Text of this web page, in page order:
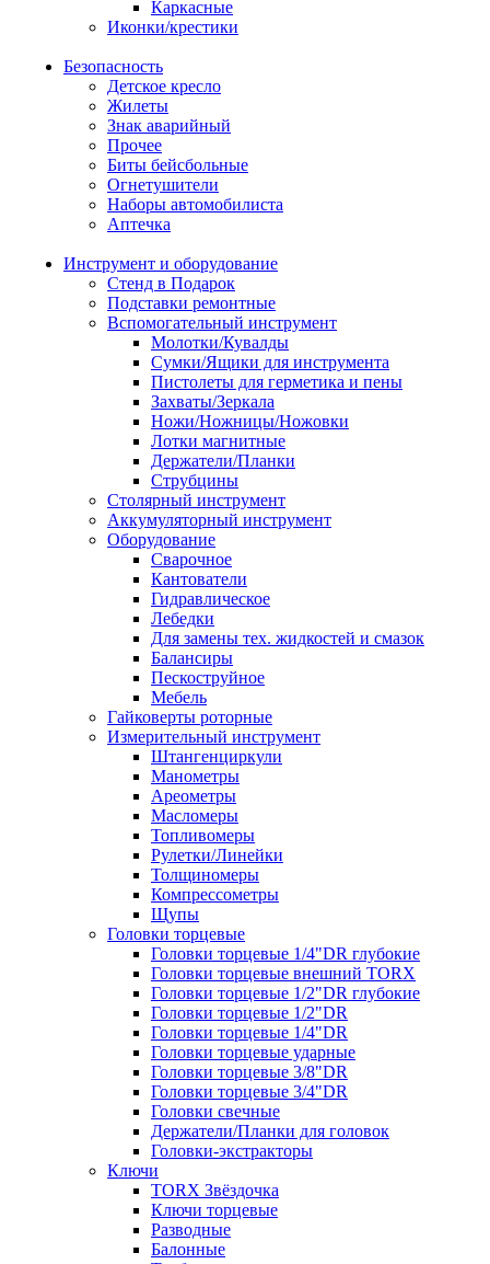
Каркасные
Иконки/крестики
Безопасность
Детское кресло
Жилеты
Знак аварийный
Прочее
Биты бейсбольные
Огнетушители
Наборы автомобилиста
Аптечка
Инструмент и оборудование
Стенд в Подарок
Подставки ремонтные
Вспомогательный инструмент
Молотки/Кувалды
Сумки/Ящики для инструмента
Пистолеты для герметика и пены
Захваты/Зеркала
Ножи/Ножницы/Ножовки
Лотки магнитные
Держатели/Планки
Струбцины
Столярный инструмент
Аккумуляторный инструмент
Оборудование
Сварочное
Кантователи
Гидравлическое
Лебедки
Для замены тех. жидкостей и смазок
Балансиры
Пескоструйное
Мебель
Гайковерты роторные
Измерительный инструмент
Штангенциркули
Манометры
Ареометры
Масломеры
Топливомеры
Рулетки/Линейки
Толщиномеры
Компрессометры
Щупы
Головки торцевые
Головки торцевые 1/4"DR глубокие
Головки торцевые внешний TORX
Головки торцевые 1/2"DR глубокие
Головки торцевые 1/2"DR
Головки торцевые 1/4"DR
Головки торцевые ударные
Головки торцевые 3/8"DR
Головки торцевые 3/4"DR
Головки свечные
Держатели/Планки для головок
Головки-экстракторы
Ключи
TORX Звёздочка
Ключи торцевые
Разводные
Балонные